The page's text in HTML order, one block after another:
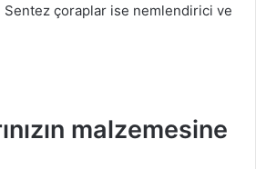
Sentez çoraplar ise nemlendirici ve
malzemesine